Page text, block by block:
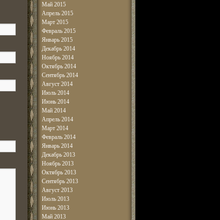
Май 2015
Апрель 2015
Март 2015
Февраль 2015
Январь 2015
Декабрь 2014
Ноябрь 2014
Октябрь 2014
Сентябрь 2014
Август 2014
Июль 2014
Июнь 2014
Май 2014
Апрель 2014
Март 2014
Февраль 2014
Январь 2014
Декабрь 2013
Ноябрь 2013
Октябрь 2013
Сентябрь 2013
Август 2013
Июль 2013
Июнь 2013
Май 2013